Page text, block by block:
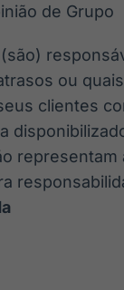
de Grupo
ou
clientes
representam